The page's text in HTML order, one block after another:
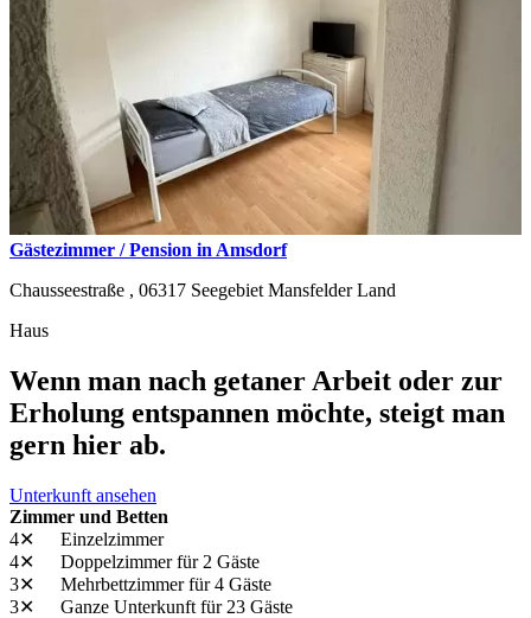
Gästezimmer / Pension in Amsdorf
Chausseestraße , 06317 Seegebiet Mansfelder Land
Haus
Wenn man nach getaner Arbeit oder zur
Erholung entspannen möchte, steigt man
gern hier ab.
Unterkunft ansehen
Zimmer und Betten
4✕
Einzelzimmer
4✕
Doppelzimmerfür 2 Gäste
3✕
Mehrbettzimmerfür 4 Gäste
3✕
Ganze Unterkunft für 23 Gäste